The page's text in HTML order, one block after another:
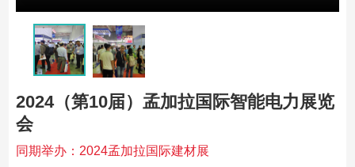
2024（第10届）孟加拉国际智能电力展览
会
同期举办：2024孟加拉国际建材展